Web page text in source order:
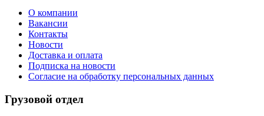
О компании
Вакансии
Контакты
Новости
Доставка и оплата
Подписка на новости
Согласие на обработку персональных данных
Грузовой отдел